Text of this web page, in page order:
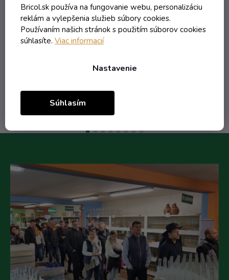
Bricol.sk používa na fungovanie webu, personalizáciu
reklám a vylepšenia služieb súbory cookies.
Používaním našich stránok s použitím súborov cookies
súhlasíte. Viac informacií
Nastavenie
Súhlasím
2,15 € vrátane DPH